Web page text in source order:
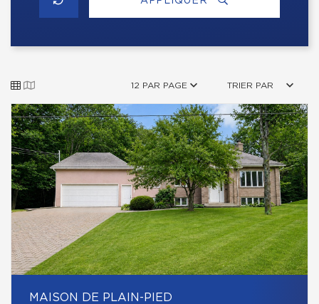
12 PAR PAGE TRIER PAR
MAISON DE PLAIN-PIED